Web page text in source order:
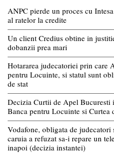
ANPC pierde un proces cu
al ratelor la credite
Un client Credius obtine in
dobanzii prea mari
Hotararea judecatoriei prin care
pentru Locuinte, si statul sunt
de stat
Decizia Curtii de Apel Bucuresti
Banca pentru Locuinte si Curtea
Vodafone, obligata de judecatori
caruia a refuzat sa-i repare un
inapoi (decizia instantei)